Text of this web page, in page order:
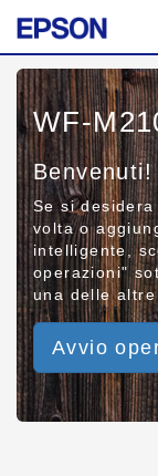
WF-
Benvenuti!
Se si
volta o
intelligente,
operazioni"
una delle
Avvio